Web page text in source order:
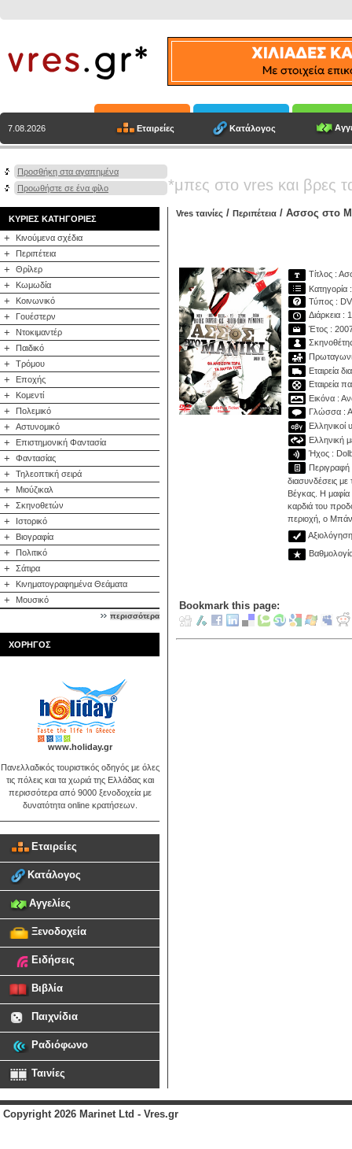
7.08.2026 Εταιρείες Κατάλογος
Προσθήκη στα αγαπημένα
Προωθήστε σε ένα φίλο
*μπες στο vres και βρες
ΚΥΡΙΕΣ ΚΑΤΗΓΟΡΙΕΣ
+ Κινούμενα σχέδια
+ Περιπέτεια
+ Θρίλερ
+ Κωμωδία
+ Κοινωνικό
+ Γουέστερν
+ Ντοκιμαντέρ
+ Παιδικό
+ Τρόμου
+ Εποχής
+ Κομεντί
+ Πολεμικό
+ Αστυνομικό
+ Επιστημονική Φαντασία
+ Φαντασίας
+ Τηλεοπτική σειρά
+ Μιούζικαλ
+ Σκηνοθετών
+ Ιστορικό
+ Βιογραφία
+ Πολιτικό
+ Σάτιρα
+ Κινηματογραφημένα Θεάματα
+ Μουσικό
περισσότερα
ΧΟΡΗΓΟΣ
www.holiday.gr
Πανελλαδικός τουριστικός οδηγός με όλες
τις πόλεις και τα χωριά της Ελλάδας και
περισσότερα από 9000 ξενοδοχεία με
δυνατότητα online κρατήσεων.
Εταιρείες
Κατάλογος
Αγγελίες
Ξενοδοχεία
Ειδήσεις
Βιβλία
Παιχνίδια
Ραδιόφωνο
Ταινίες
Vres ταινίες / Περιπέτεια / Ασσος στο
Τίτλος :
Κατηγορία
Τύπος :
Διάρκεια :
Έτος :
Εταιρεία
Εταιρεία
Εικόνα :
Γλώσσα :
Ελληνικοί
Ελληνική
Ήχος :
Περιγραφή
διασυνδέσεις
Βέγκας. Η μαφία
καρδιά του
περιοχή, ο
Bookmark this page:
Copyright 2026 Marinet Ltd - Vres.gr